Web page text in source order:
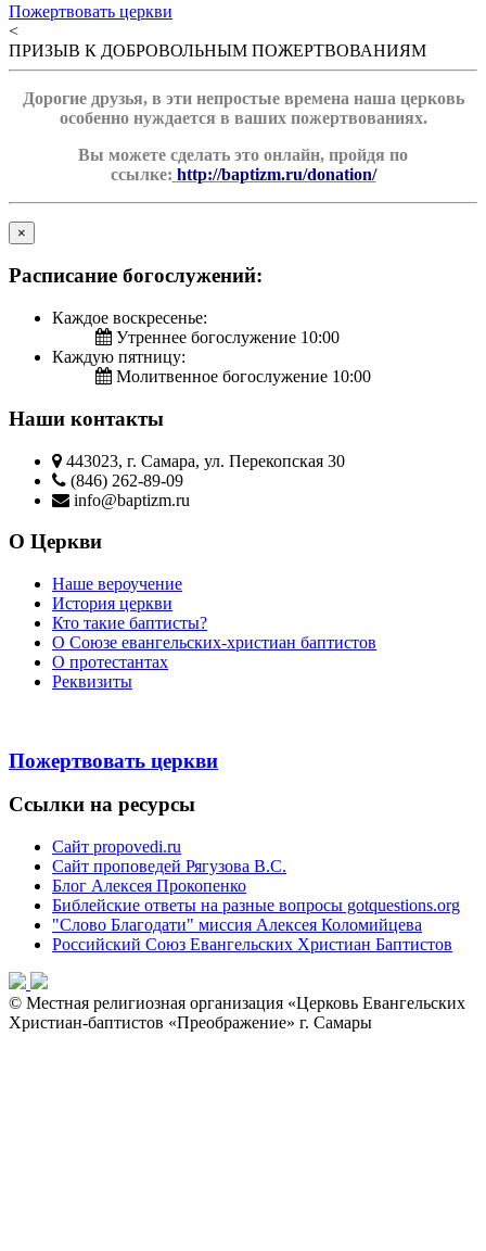
Пожертвовать церкви
<
ПРИЗЫВ К ДОБРОВОЛЬНЫМ ПОЖЕРТВОВАНИЯМ
Дорогие друзья, в эти непростые времена наша церковь
особенно нуждается в ваших пожертвованиях.
Вы можете сделать это онлайн, пройдя по
ссылке: http://baptizm.ru/donation/
×
Расписание богослужений:
Каждое воскресенье:
Утреннее богослужение 10:00
Каждую пятницу:
Молитвенное богослужение 10:00
Наши контакты
443023, г. Самара, ул. Перекопская 30
(846) 262-89-09
info@baptizm.ru
О Церкви
Наше вероучение
История церкви
Кто такие баптисты?
О Cоюзе евангельских-христиан баптистов
О протестантах
Реквизиты
Пожертвовать церкви
Ссылки на ресурсы
Сайт propovedi.ru
Сайт проповедей Рягузова В.С.
Блог Алексея Прокопенко
Библейские ответы на разные вопросы gotquestions.org
"Слово Благодати" миссия Алексея Коломийцева
Российский Союз Евангельских Христиан Баптистов
© Местная религиозная организация «Церковь Евангельских
Христиан-баптистов «Преображение» г. Самары